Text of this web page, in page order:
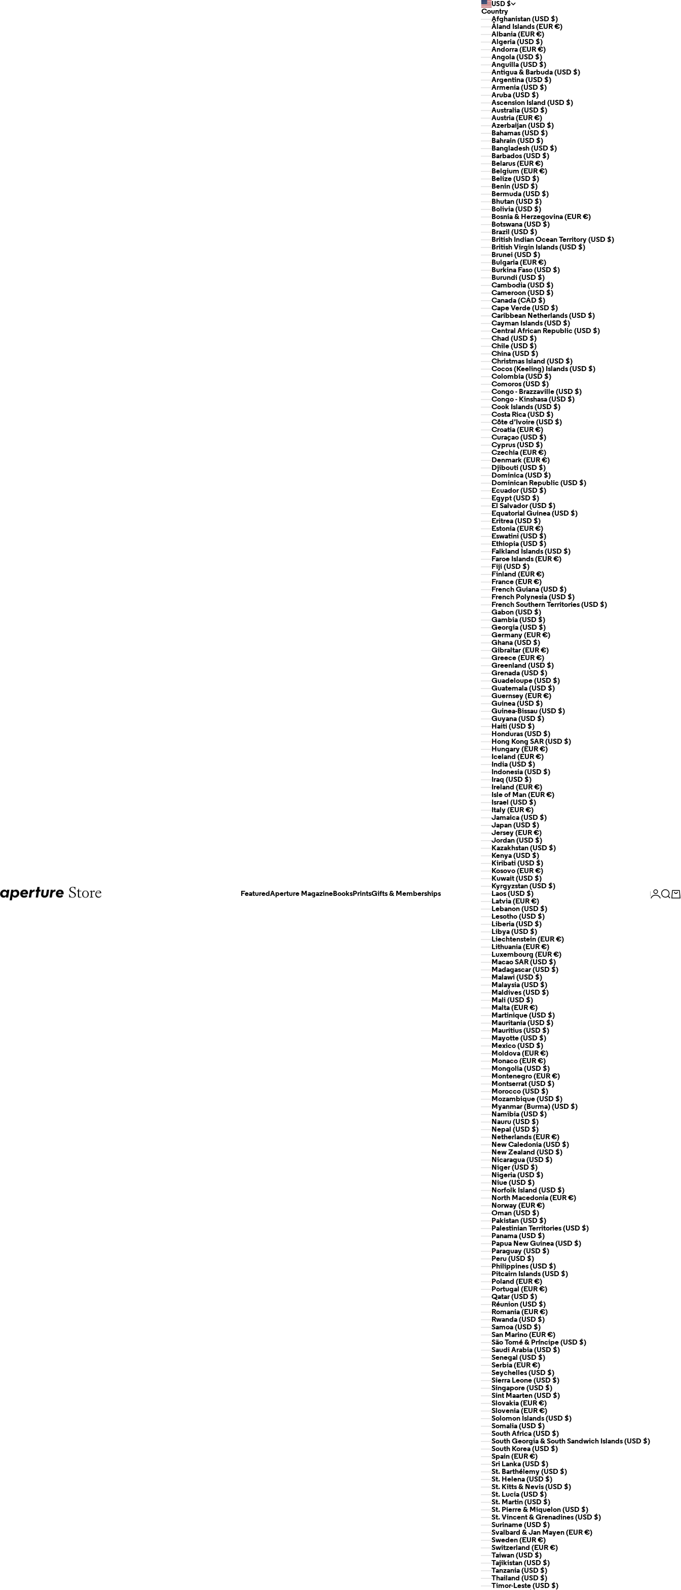
Aperture Featured Aperture MagazineBooksPrintsGifts & Memberships
USD $
Country
Afghanistan (USD $)
Åland Islands (EUR €)
Albania (EUR €)
Algeria (USD $)
Andorra (EUR €)
Angola (USD $)
Anguilla (USD $)
Antigua & Barbuda (USD $)
Argentina (USD $)
Armenia (USD $)
Aruba (USD $)
Ascension Island (USD $)
Australia (USD $)
Austria (EUR €)
Azerbaijan (USD $)
Bahamas (USD $)
Bahrain (USD $)
Bangladesh (USD $)
Barbados (USD $)
Belarus (EUR €)
Belgium (EUR €)
Belize (USD $)
Benin (USD $)
Bermuda (USD $)
Bhutan (USD $)
Bolivia (USD $)
Bosnia & Herzegovina (EUR €)
Botswana (USD $)
Brazil (USD $)
British Indian Ocean Territory (USD $)
British Virgin Islands (USD $)
Brunei (USD $)
Bulgaria (EUR €)
Burkina Faso (USD $)
Burundi (USD $)
Cambodia (USD $)
Cameroon (USD $)
Canada (CAD $)
Cape Verde (USD $)
Caribbean Netherlands (USD $)
Cayman Islands (USD $)
Central African Republic (USD $)
Chad (USD $)
Chile (USD $)
China (USD $)
Christmas Island (USD $)
Cocos (Keeling) Islands (USD $)
Colombia (USD $)
Comoros (USD $)
Congo - Brazzaville (USD $)
Congo - Kinshasa (USD $)
Cook Islands (USD $)
Costa Rica (USD $)
Côte d’Ivoire (USD $)
Croatia (EUR €)
Curaçao (USD $)
Cyprus (USD $)
Czechia (EUR €)
Denmark (EUR €)
Djibouti (USD $)
Dominica (USD $)
Dominican Republic (USD $)
Ecuador (USD $)
Egypt (USD $)
El Salvador (USD $)
Equatorial Guinea (USD $)
Eritrea (USD $)
Estonia (EUR €)
Eswatini (USD $)
Ethiopia (USD $)
Falkland Islands (USD $)
Faroe Islands (EUR €)
Fiji (USD $)
Finland (EUR €)
France (EUR €)
French Guiana (USD $)
French Polynesia (USD $)
French Southern Territories (USD $)
Gabon (USD $)
Gambia (USD $)
Georgia (USD $)
Germany (EUR €)
Ghana (USD $)
Gibraltar (EUR €)
Greece (EUR €)
Greenland (USD $)
Grenada (USD $)
Guadeloupe (USD $)
Guatemala (USD $)
Guernsey (EUR €)
Guinea (USD $)
Guinea-Bissau (USD $)
Guyana (USD $)
Haiti (USD $)
Honduras (USD $)
Hong Kong SAR (USD $)
Hungary (EUR €)
Iceland (EUR €)
India (USD $)
Indonesia (USD $)
Iraq (USD $)
Ireland (EUR €)
Isle of Man (EUR €)
Israel (USD $)
Italy (EUR €)
Jamaica (USD $)
Japan (USD $)
Jersey (EUR €)
Jordan (USD $)
Kazakhstan (USD $)
Kenya (USD $)
Kiribati (USD $)
Kosovo (EUR €)
Kuwait (USD $)
Kyrgyzstan (USD $)
Laos (USD $)
Latvia (EUR €)
Lebanon (USD $)
Lesotho (USD $)
Liberia (USD $)
Libya (USD $)
Liechtenstein (EUR €)
Lithuania (EUR €)
Luxembourg (EUR €)
Macao SAR (USD $)
Madagascar (USD $)
Malawi (USD $)
Malaysia (USD $)
Maldives (USD $)
Mali (USD $)
Malta (EUR €)
Martinique (USD $)
Mauritania (USD $)
Mauritius (USD $)
Mayotte (USD $)
Mexico (USD $)
Moldova (EUR €)
Monaco (EUR €)
Mongolia (USD $)
Montenegro (EUR €)
Montserrat (USD $)
Morocco (USD $)
Mozambique (USD $)
Myanmar (Burma) (USD $)
Namibia (USD $)
Nauru (USD $)
Nepal (USD $)
Netherlands (EUR €)
New Caledonia (USD $)
New Zealand (USD $)
Nicaragua (USD $)
Niger (USD $)
Nigeria (USD $)
Niue (USD $)
Norfolk Island (USD $)
North Macedonia (EUR €)
Norway (EUR €)
Oman (USD $)
Pakistan (USD $)
Palestinian Territories (USD $)
Panama (USD $)
Papua New Guinea (USD $)
Paraguay (USD $)
Peru (USD $)
Philippines (USD $)
Pitcairn Islands (USD $)
Poland (EUR €)
Portugal (EUR €)
Qatar (USD $)
Réunion (USD $)
Romania (EUR €)
Rwanda (USD $)
Samoa (USD $)
San Marino (EUR €)
São Tomé & Príncipe (USD $)
Saudi Arabia (USD $)
Senegal (USD $)
Serbia (EUR €)
Seychelles (USD $)
Sierra Leone (USD $)
Singapore (USD $)
Sint Maarten (USD $)
Slovakia (EUR €)
Slovenia (EUR €)
Solomon Islands (USD $)
Somalia (USD $)
South Africa (USD $)
South Georgia & South Sandwich Islands (USD $)
South Korea (USD $)
Spain (EUR €)
Sri Lanka (USD $)
St. Barthélemy (USD $)
St. Helena (USD $)
St. Kitts & Nevis (USD $)
St. Lucia (USD $)
St. Martin (USD $)
St. Pierre & Miquelon (USD $)
St. Vincent & Grenadines (USD $)
Suriname (USD $)
Svalbard & Jan Mayen (EUR €)
Sweden (EUR €)
Switzerland (EUR €)
Taiwan (USD $)
Tajikistan (USD $)
Tanzania (USD $)
Thailand (USD $)
Timor-Leste (USD $)
Login